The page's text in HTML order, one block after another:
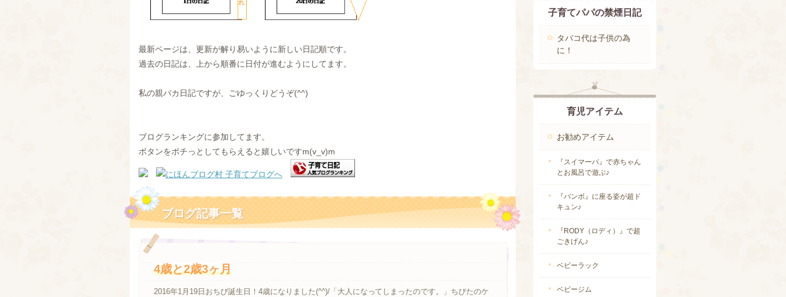
最新ページは、更新が解り易いように新しい日記順です。
過去の日記は、上から順番に日付が進むようにしてます。
私の親バカ日記ですが、ごゆっくりどうぞ(^^)
ブログランキングに参加してます。
ボタンをポチっとしてもらえると嬉しいですm(v_v)m
ブログ記事一覧
4歳と2歳3ヶ月
2016年1月19日おちび誕生日！4歳になりました(^^)/「大人になってしまったのです。」ちびたのケ
子育てパパの禁煙日記
タバコ代は子供の為
に！
育児アイテム
お勧めアイテム
『スイマーバ』で赤ちゃん
とお風呂で遊ぶ♪
『バンボ』に座る姿が超ド
キュン♪
『RODY（ロディ）』で超
ごきげん♪
ベビーラック
ベビージム